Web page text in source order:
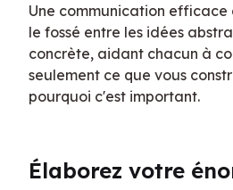
Une communication efficace
le fossé entre les idées
concrète, aidant chacun à
seulement ce que vous
pourquoi c'est important.
Élaborez votre